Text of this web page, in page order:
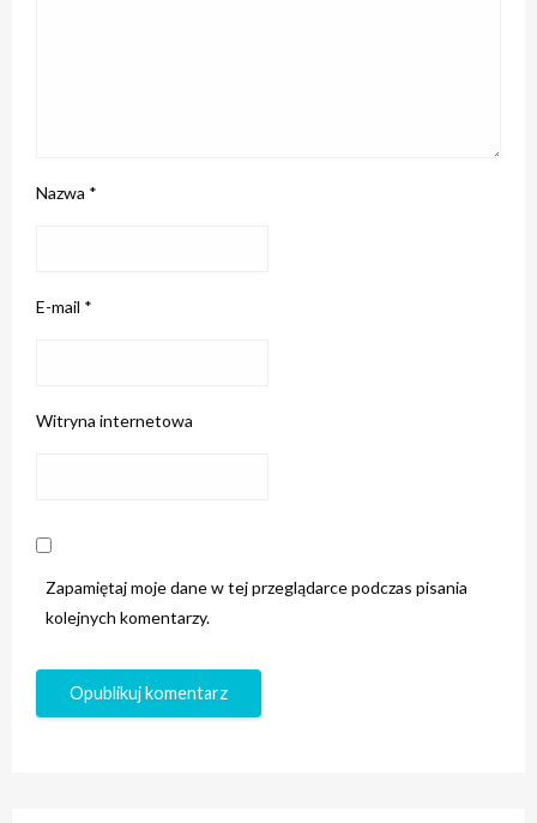
Nazwa *
E-mail *
Witryna internetowa
Zapamiętaj moje dane w tej przeglądarce podczas pisania
kolejnych komentarzy.